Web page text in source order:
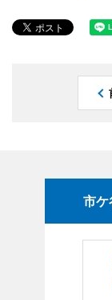
市ケ